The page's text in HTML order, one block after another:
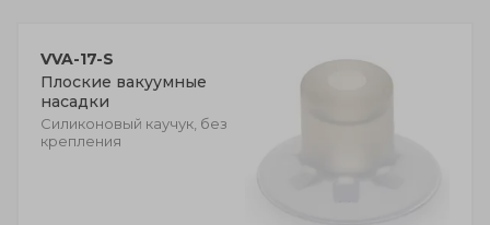
VVA-17-S
Плоские вакуумные
насадки
Силиконовый каучук, без
крепления